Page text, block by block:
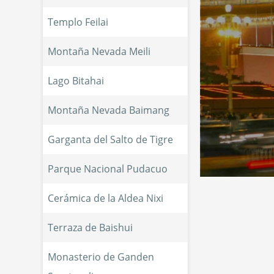
Templo Feilai
Montaña Nevada Meili
Lago Bitahai
Montaña Nevada Baimang
Garganta del Salto de Tigre
Parque Nacional Pudacuo
Cerámica de la Aldea Nixi
Terraza de Baishui
Monasterio de Ganden